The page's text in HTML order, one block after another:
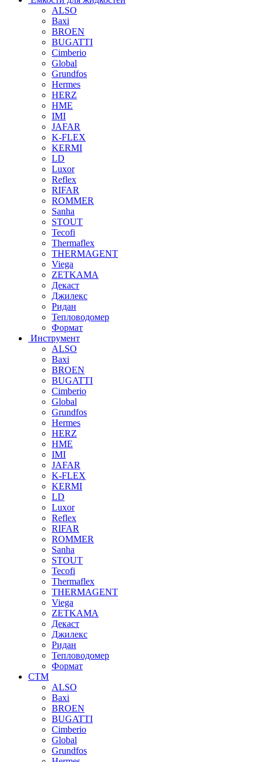
ALSO
Baxi
BROEN
BUGATTI
Cimberio
Global
Grundfos
Hermes
HERZ
HME
IMI
JAFAR
K-FLEX
KERMI
LD
Luxor
Reflex
RIFAR
ROMMER
Sanha
STOUT
Tecofi
Thermaflex
THERMAGENT
Viega
ZETKAMA
Декаст
Джилекс
Ридан
Тепловодомер
Формат
Инструмент
ALSO
Baxi
BROEN
BUGATTI
Cimberio
Global
Grundfos
Hermes
HERZ
HME
IMI
JAFAR
K-FLEX
KERMI
LD
Luxor
Reflex
RIFAR
ROMMER
Sanha
STOUT
Tecofi
Thermaflex
THERMAGENT
Viega
ZETKAMA
Декаст
Джилекс
Ридан
Тепловодомер
Формат
СТМ
ALSO
Baxi
BROEN
BUGATTI
Cimberio
Global
Grundfos